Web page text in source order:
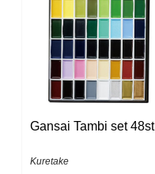
Gansai Tambi set 48st
Kuretake